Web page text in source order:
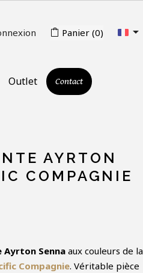
Panier (0) 
Outlet Contact
AYRTON
COMPAGNIE
Ayrton Senna aux couleurs de la
Compagnie. Véritable pièce